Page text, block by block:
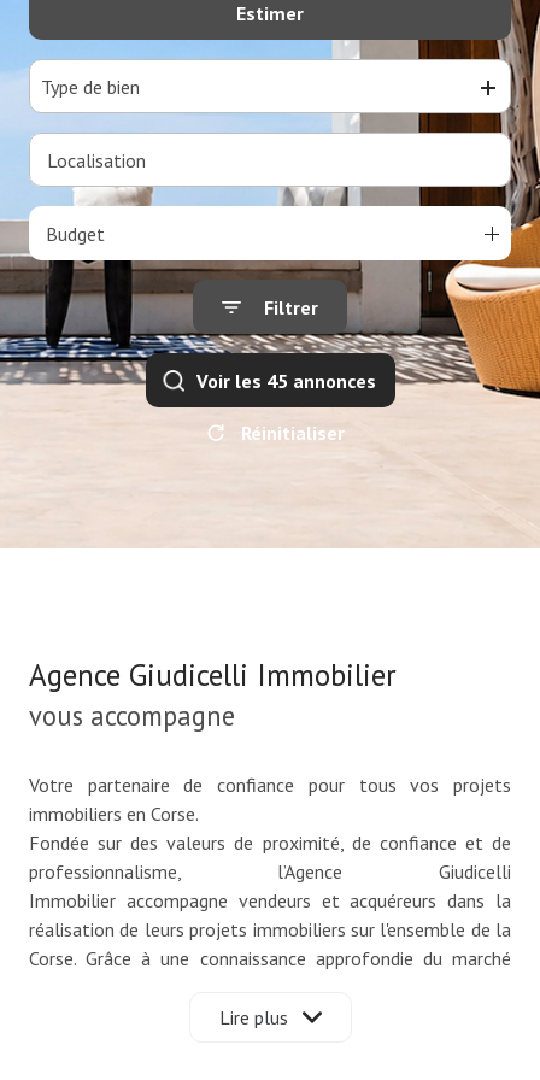
Estimer
Type de bien
Budget
Filtrer
Voir les 45 annonces
Réinitialiser
Agence Giudicelli Immobilier
vous accompagne
Votre partenaire de confiance pour tous vos projets
immobiliers en Corse.
Fondée sur des valeurs de proximité, de confiance et de
professionnalisme, l’Agence Giudicelli
Immobilier accompagne vendeurs et acquéreurs dans la
réalisation de leurs projets immobiliers sur l'ensemble de la
Corse. Grâce à une connaissance approfondie du marché
met tout en œuvre pour offrir un service personnalisé et
Lire plus